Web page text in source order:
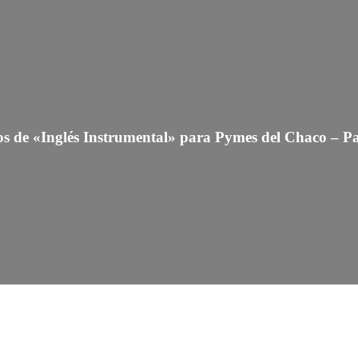
de «Inglés Instrumental» para Pymes del Chaco –